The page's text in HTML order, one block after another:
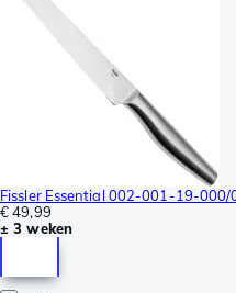
Fissler Essential 002-001-19-000/
€ 49,99
± 3 weken